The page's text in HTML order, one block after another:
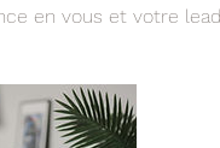
en vous et votre